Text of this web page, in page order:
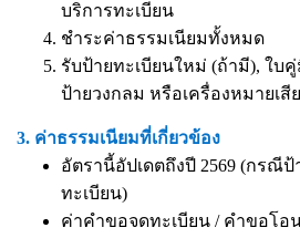
บริการทะเบียน
ชำระค่าธรรมเนียมทั้งหมด
รับป้ายทะเบียนใหม่ (ถ้ามี), ใบคู่
ป้ายวงกลม หรือเครื่องหมายเสี
3. ค่าธรรมเนียมที่เกี่ยวข้อง
อัตรานี้อัปเดตถึงปี 2569 (กรณี
ทะเบียน)
ค่าคำขอจดทะเบียน / คำขอโอ